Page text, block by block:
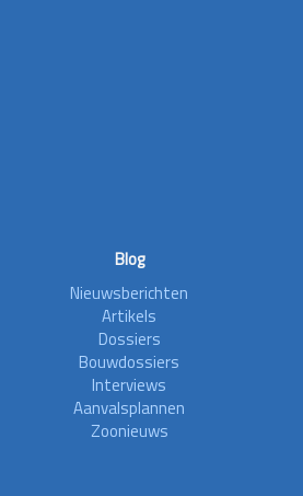
Blog
Nieuwsberichten
Artikels
Dossiers
Bouwdossiers
Interviews
Aanvalsplannen
Zoonieuws